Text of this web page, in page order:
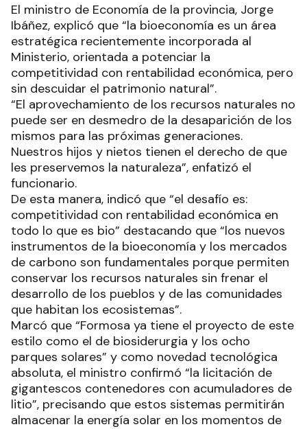
El ministro de Economía de la provincia, Jorge
Ibáñez, explicó que “la bioeconomía es un área
estratégica recientemente incorporada al
Ministerio, orientada a potenciar la
competitividad con rentabilidad económica, pero
sin descuidar el patrimonio natural”.
“El aprovechamiento de los recursos naturales no
puede ser en desmedro de la desaparición de los
mismos para las próximas generaciones.
Nuestros hijos y nietos tienen el derecho de que
les preservemos la naturaleza”, enfatizó el
funcionario.
De esta manera, indicó que “el desafío es:
competitividad con rentabilidad económica en
todo lo que es bio” destacando que “los nuevos
instrumentos de la bioeconomía y los mercados
de carbono son fundamentales porque permiten
conservar los recursos naturales sin frenar el
desarrollo de los pueblos y de las comunidades
que habitan los ecosistemas”.
Marcó que “Formosa ya tiene el proyecto de este
estilo como el de biosiderurgia y los ocho
parques solares” y como novedad tecnológica
absoluta, el ministro confirmó “la licitación de
gigantescos contenedores con acumuladores de
litio”, precisando que estos sistemas permitirán
almacenar la energía solar en los momentos de